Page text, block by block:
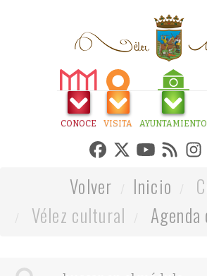
CONOCE VISITA AYUNTAMIENTO
Volver Inicio
Vélez cultural